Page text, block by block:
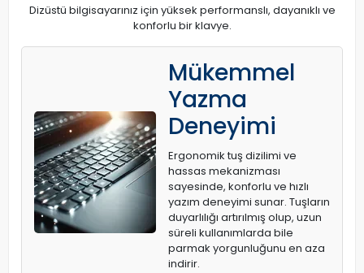
Dizüstü bilgisayarınız için yüksek performanslı, dayanıklı ve
konforlu bir klavye.
Mükemmel
Yazma
Deneyimi
Ergonomik tuş dizilimi ve
hassas mekanizması
sayesinde, konforlu ve hızlı
yazım deneyimi sunar. Tuşların
duyarlılığı artırılmış olup, uzun
süreli kullanımlarda bile
parmak yorgunluğunu en aza
indirir.